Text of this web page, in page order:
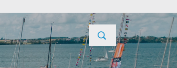
PROJEKTY UNIJNE KONTAKT